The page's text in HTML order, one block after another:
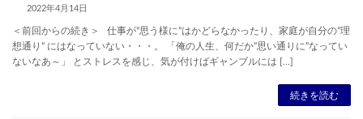
2022年4月14日
＜前回からの続き＞ 仕事が”思う様に”はかどらなかったり、家庭が自分の”理
想通り” にはなっていない・・・。 「俺の人生、何だか”思い通りに”なってい
ないなあ～」 とストレスを感じ、気が付けばギャンブルには […]
続きを読む